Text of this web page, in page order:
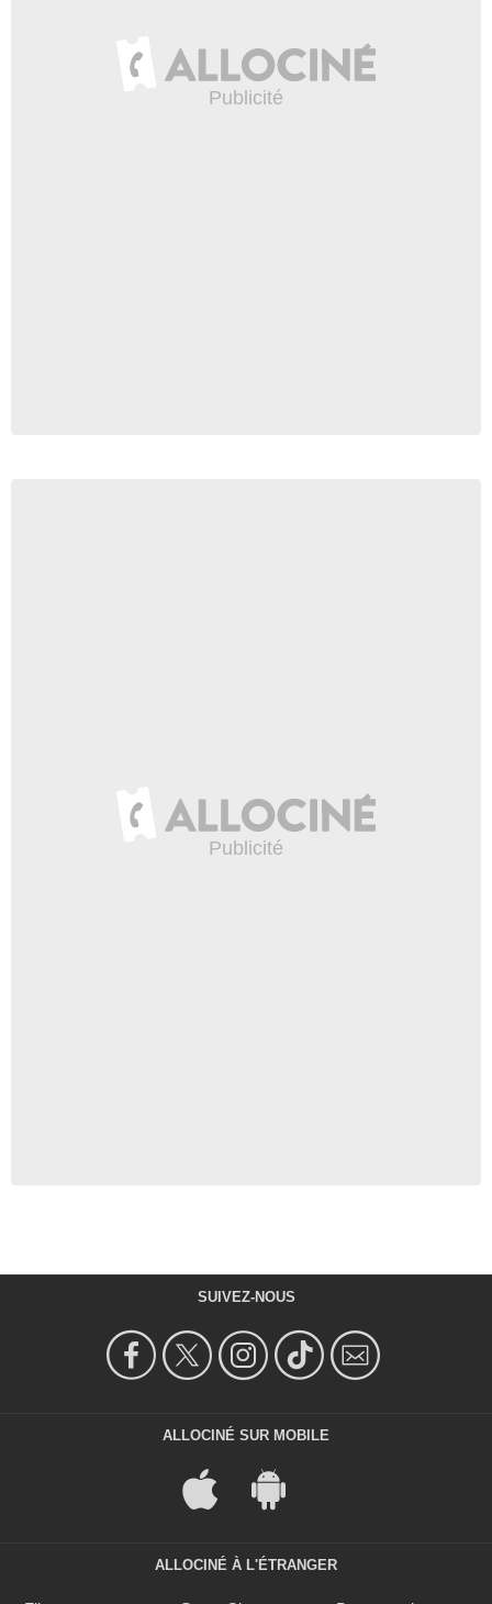
SUIVEZ-NOUS
ALLOCINÉ SUR MOBILE
ALLOCINÉ À L'ÉTRANGER